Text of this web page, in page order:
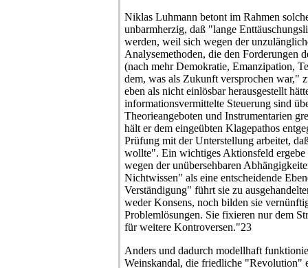
Niklas Luhmann betont im Rahmen
unbarmherzig, daß "lange
werden, weil sich wegen der
Analysemethoden, die den Forderungen
(nach mehr Demokratie, Emanzipation,
dem, was als Zukunft versprochen war,"
eben als nicht einlösbar herausgestellt
informationsvermittelte Steuerung sind
Theorieangeboten und Instrumentarien
hält er dem eingeübten Klagepathos
Prüfung mit der Unterstellung arbeitet,
wollte". Ein wichtiges Aktionsfeld
wegen der unübersehbaren
Nichtwissen" als eine entscheidende
Verständigung" führt sie zu
weder Konsens, noch bilden sie
Problemlösungen. Sie fixieren nur dem
für weitere Kontroversen."23
Anders und dadurch modellhaft
Weinskandal, die friedliche "Revolution"